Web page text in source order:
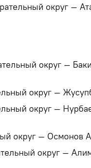
округ —
округ —
округ —
округ —
округ — Осмонов
округ —